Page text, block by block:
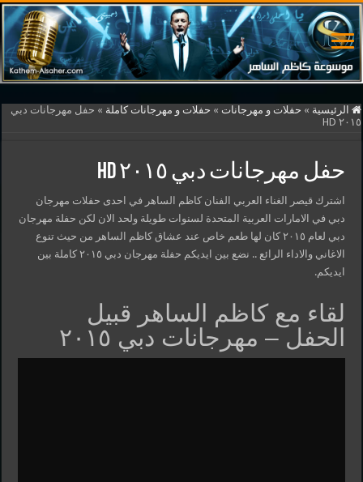
الرئيسية » حفلات و مهرجانات » حفلات و مهرجانات كاملة » حفل مهرجانات دبي
٢٠١٥ HD
حفل مهرجانات دبي ٢٠١٥ HD
اشترك قيصر الغناء العربي الفنان كاظم الساهر في احدى حفلات مهرجان
دبي في الامارات العربية المتحدة لسنوات طويلة ولحد الان لكن حفلة مهرجان
دبي لعام ٢٠١٥ كان لها طعم خاص عند عشاق كاظم الساهر من حيث تنوع
الاغاني والاداء الرائع .. نضع بين ايديكم حفلة مهرجان دبي ٢٠١٥ كاملة بين
ايديكم.
لقاء مع كاظم الساهر قبيل
الحفل – مهرجانات دبي ٢٠١٥